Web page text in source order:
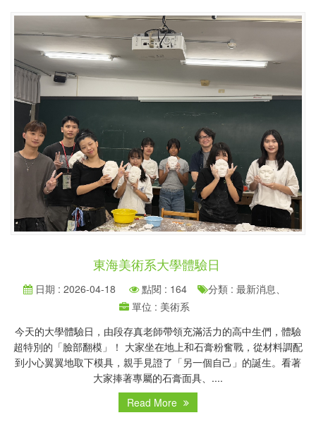
東海美術系大學體驗日
日期 : 2026-04-18 點閱 : 164
分類 : 最新消息、
單位 : 美術系
今天的大學體驗日，由段存真老師帶領充滿活力的高中生們，體驗
超特別的「臉部翻模」！ 大家坐在地上和石膏粉奮戰，從材料調配
到小心翼翼地取下模具，親手見證了「另一個自己」的誕生。看著
大家捧著專屬的石膏面具、....
Read More